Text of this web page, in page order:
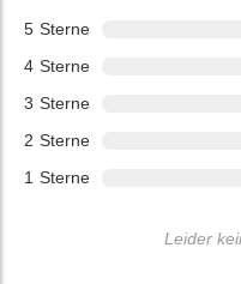
5 Sterne
4 Sterne
3 Sterne
2 Sterne
1 Sterne
Leider